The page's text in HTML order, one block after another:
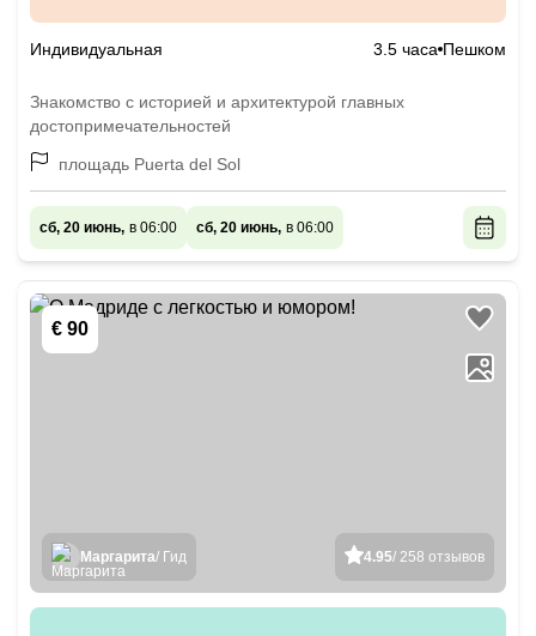
Индивидуальная 3.5 часа Пешком
Знакомство с историей и архитектурой главных
достопримечательностей
площадь Puerta del Sol
сб, 20 июнь, в 06:00 сб, 20 июнь, в 06:00
€ 90
4.95/ 258 отзывов
Маргарита/ Гид